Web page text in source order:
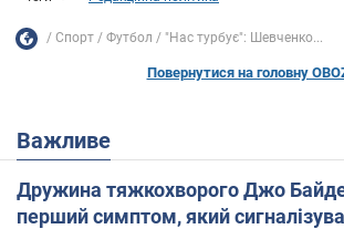
Спорт Футбол "Нас турбує": Шевченко...
Повернутися на головну
Важливе
Дружина тяжкохворого Джо
перший симптом, який